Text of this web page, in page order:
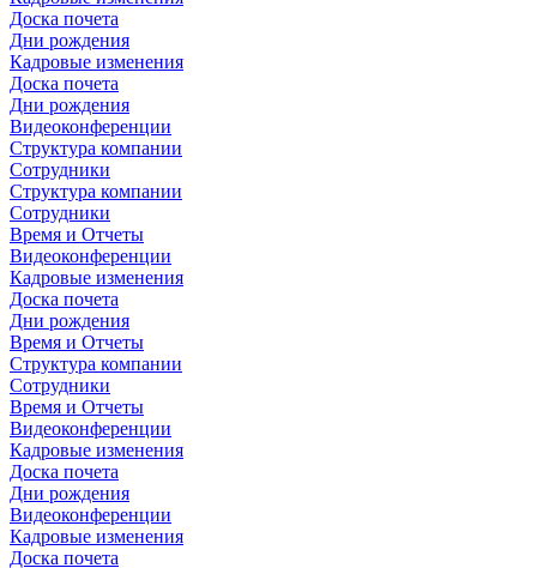
Доска почета
Дни рождения
Кадровые изменения
Доска почета
Дни рождения
Видеоконференции
Структура компании
Сотрудники
Структура компании
Сотрудники
Время и Отчеты
Видеоконференции
Кадровые изменения
Доска почета
Дни рождения
Время и Отчеты
Структура компании
Сотрудники
Время и Отчеты
Видеоконференции
Кадровые изменения
Доска почета
Дни рождения
Видеоконференции
Кадровые изменения
Доска почета